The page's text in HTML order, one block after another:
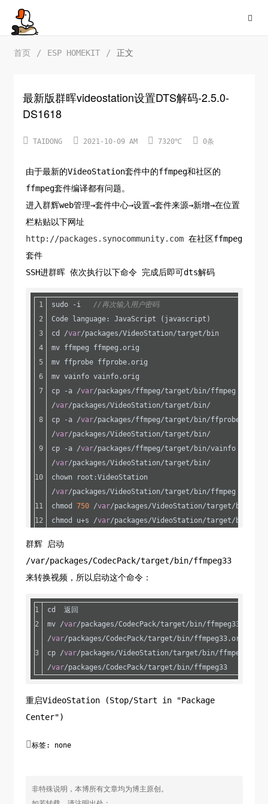
首页 / ESP HOMEKIT / 正文
最新版群晖videostation设置DTS解码-2.5.0-
DS1618
 TAIDONG  2021-10-09 AM  7320℃  0条
由于最新的VideoStation套件中的ffmpeg和社区的
ffmpeg套件编译都有问题。
进入群辉web管理→套件中心→设置→套件来源→新增→在位置
栏粘贴以下网址
http://packages.synocommunity.com在社区ffmpeg
套件
SSH进群晖 依次执行以下命令 完成后即可dts解码
sudo -i
//再次输入用户密码
Code language: JavaScript (javascript)
cd /var/packages/VideoStation/target/bin
mv ffmpeg ffmpeg.orig
mv ffprobe ffprobe.orig
mv vainfo vainfo.orig
cp -a /var/packages/ffmpeg/target/bin/ffmpeg
/var/packages/VideoStation/target/bin/
cp -a /var/packages/ffmpeg/target/bin/ffprobe
/var/packages/VideoStation/target/bin/
cp -a /var/packages/ffmpeg/target/bin/vainfo
/var/packages/VideoStation/target/bin/
chown root:VideoStation
/var/packages/VideoStation/target/bin/ffmpeg
chmod 750 /var/packages/VideoStation/target/bin/
chmod u+s /var/packages/VideoStation/target/bin/
/var
chown VideoStation:VideoStation
/var /packages/VideoStation/target/bin/vainfo
/ var/packages/VideoStation/target/lib/libsynovte.so
/var/packages/VideoStation/target/lib/
# Patch libsynovte.so to authorize DTS, EAC3 and
sed -i -e 's/eac3/3cae/' -e 's/dts/std/'
-e
's/truehd/dheurt/'
/var/packages/VideoStation/target/lib/libsynovte.so
群辉 启动
/var/packages/CodecPack/target/bin/ffmpeg33
来转换视频，所以启动这个命令：
cd  返回
mv /var/packages/CodecPack/target/bin/ffmpeg33
/var/packages/CodecPack/target/bin/ffmpeg33.orig
cp /var/packages/VideoStation/target/bin/ffmpeg
/var/packages/CodecPack/target/bin/ffmpeg33
重启VideoStation (Stop/Start in "Package
Center")
标签: none
非特殊说明，本博所有文章均为博主原创。